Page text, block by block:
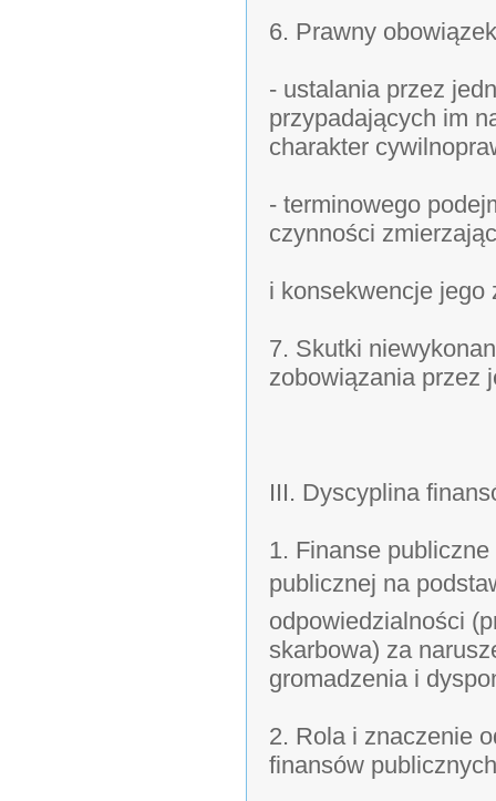
6. Prawny
- ustalania przez
przypadających im
charakter
- terminowego
czynności
i konsekwencje jego
7. Skutki
zobowiązania przez
III. Dyscyplina
1. Finanse publiczne
publicznej na
odpowiedzialności
skarbowa) za
gromadzenia i
2. Rola i znaczenie
finansów